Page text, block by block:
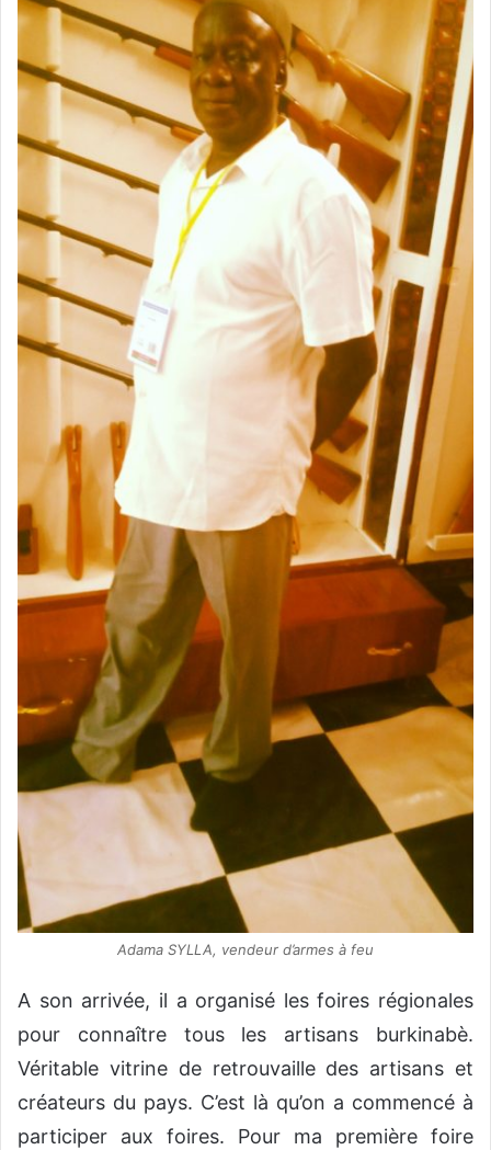
Adama SYLLA, vendeur d’armes à feu
A son arrivée, il a organisé les foires régionales
pour connaître tous les artisans burkinabè.
Véritable vitrine de retrouvaille des artisans et
créateurs du pays. C’est là qu’on a commencé à
participer aux foires. Pour ma première foire